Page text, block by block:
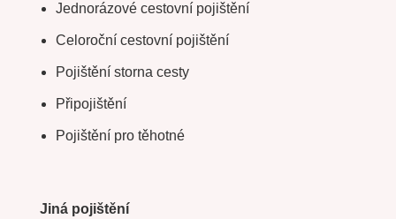
Jednorázové cestovní pojištění
Celoroční cestovní pojištění
Pojištění storna cesty
Připojištění
Pojištění pro těhotné
Jiná pojištění